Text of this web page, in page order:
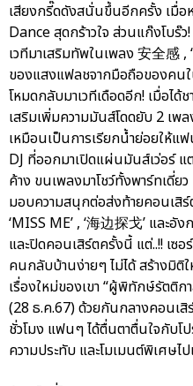
เสียงกรี๊ดดังสนั่นขึ้นอีกครั้ง เมื่
Dance สุดกร้าวใจ ส่วนแก๊งโบร๊ว!
เวทีมาเสริมทัพในเพลง 安全感
ของแสงแฟลชจากมือถือของคน
โหมดกลับมาเวทีเดือดอีก! เมื่อได้
เสริมเพิ่มความมันส์โดดยับ 2 เพล
เหมือนเป็นการเรียกน้ำย่อยให้แ
DJ ที่ออกมาเปิดแผ่นมันส์เว่อร์
ค้าง ขนเพลงมาโชว์ทั้งพาร์ทเดี่
มอบความสนุกต่อส่งท้ายคอนเสิร์ต
‘MISS ME’ , ‘海边探戈’ และอั
และปิดคอนเสิร์ตครั้งนี้ แต่..!! เซ
คนกลับบ้านง่ายๆ ไม่ได้ สร้างมิ
เรื่องใหม่ของเขา “ผู้พิทักษ์รัตติ
(28 ธ.ค.67) ด้วยกันกลางคอนเสิ
ชั่วโมง แฟนๆ ได้ตื่นตาตื่นใจกับ
ความประทับ และโมเมนต์พิเศษไ